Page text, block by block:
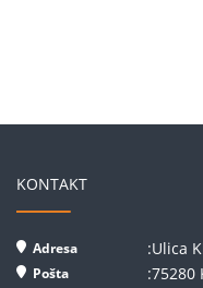
KONTAKT
Adresa :Ulica
Pošta :75280